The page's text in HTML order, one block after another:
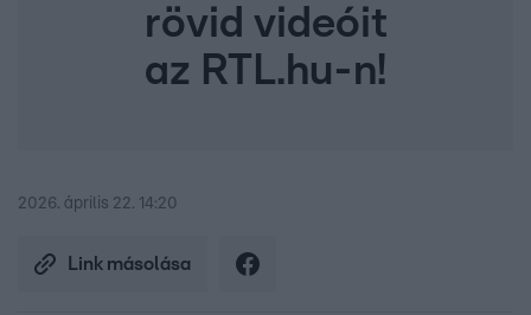
rövid videóit
az RTL.hu-n!
2026. április 22. 14:20
Link másolása